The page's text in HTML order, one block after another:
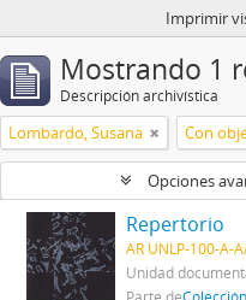
Imprimir
Mostrando 1
Descripción archivística
Lombardo, Susana Con
Opciones
Repertorio
AR UNLP-100-A-
Unidad